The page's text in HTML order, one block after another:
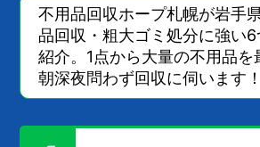
不用品回収ホープ札幌が岩手
品回収・粗大ゴミ処分に強い
紹介。1点から大量の不用品を
朝深夜問わず回収に伺います！